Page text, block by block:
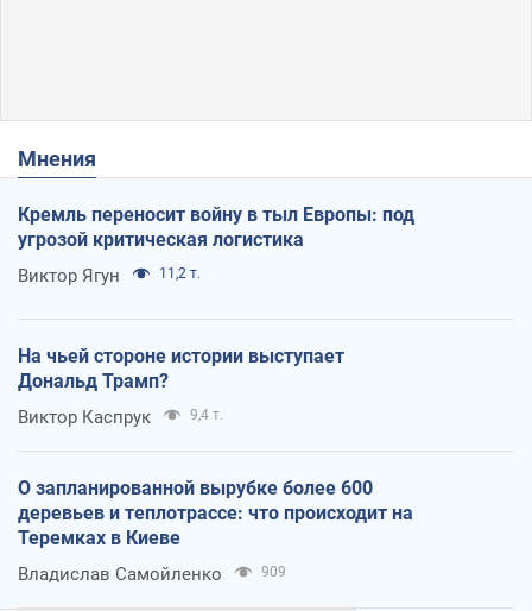
Мнения
Кремль переносит войну в тыл Европы: под
угрозой критическая логистика
Виктор Ягун 11,2 т.
На чьей стороне истории выступает
Дональд Трамп?
Виктор Каспрук 9,4 т.
О запланированной вырубке более 600
деревьев и теплотрассе: что происходит на
Теремках в Киеве
Владислав Самойленко 909